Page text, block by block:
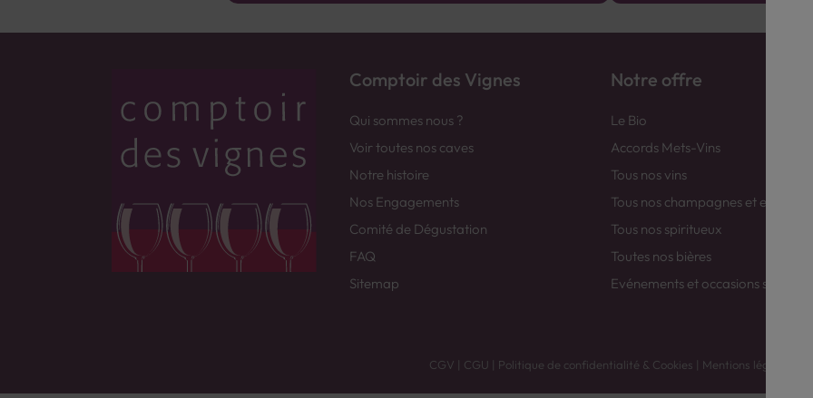
Comptoir des Vignes
Qui sommes nous ?
Voir toutes nos caves
Notre histoire
Nos Engagements
Comité de Dégustation
FAQ
Sitemap
Notre offre
Le Bio
Accords Mets-Vins
Tous nos vins
Tous nos champagnes et
Tous nos spiritueux
Toutes nos bières
Evénements et occasions spéciales
CGV | CGU | Politique de confidentialité & Cookies | Mentions légales